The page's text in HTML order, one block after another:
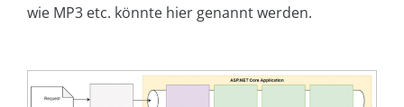
wie MP3 etc. könnte hier genannt werden.